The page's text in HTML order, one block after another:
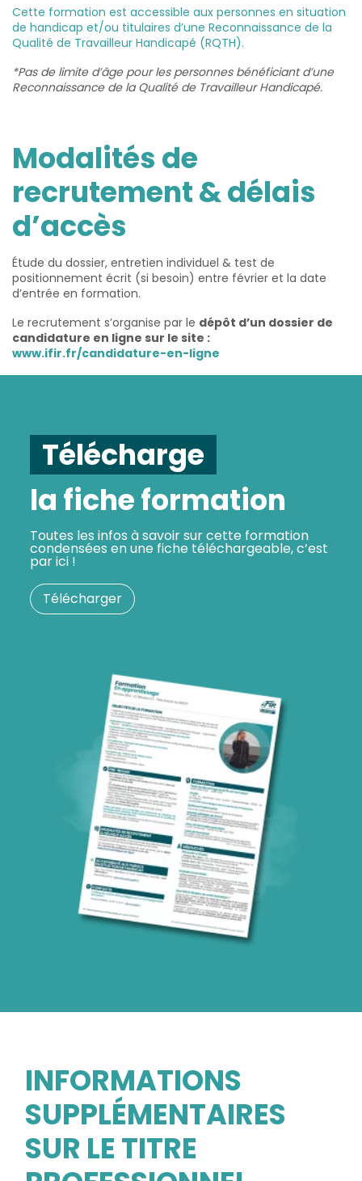
Cette formation est accessible aux personnes en situation
de handicap et/ou titulaires d’une Reconnaissance de la
Qualité de Travailleur Handicapé (RQTH).
*Pas de limite d’âge pour les personnes bénéficiant d’une
Reconnaissance de la Qualité de Travailleur Handicapé.
Modalités de
recrutement & délais
d’accès
Étude du dossier, entretien individuel & test de
positionnement écrit (si besoin) entre février et la date
d’entrée en formation.
Le recrutement s’organise par le dépôt d’un dossier de
candidature en ligne sur le site :
www.ifir.fr/candidature-en-ligne
Télécharge
la fiche formation
Toutes les infos à savoir sur cette formation
condensées en une fiche téléchargeable, c’est
par ici !
Télécharger
INFORMATIONS
SUPPLÉMENTAIRES
SUR LE TITRE